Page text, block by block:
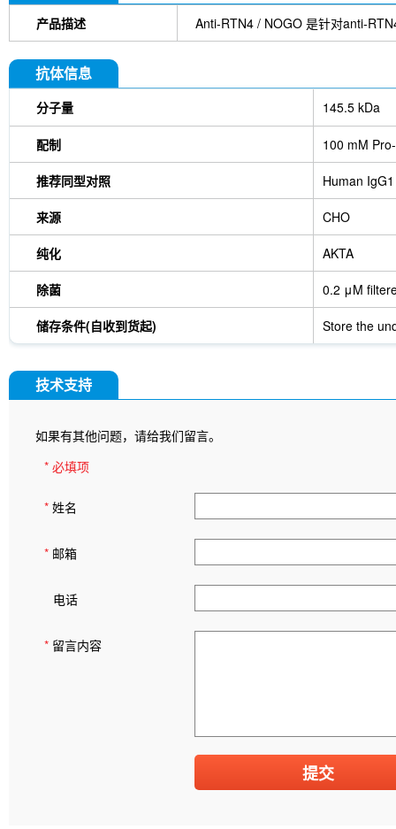
产品描述 Anti-RTN4 / NOGO 是针对anti-
抗体信息
分子量 145.5 kDa
配制 100 mM
推荐同型对照 Human IgG1
来源 CHO
纯化 AKTA
除菌 0.2 μM
储存条件(自收到货起) Store the
技术支持
如果有其他问题，请给我们留言。
* 必填项
* 姓名
* 邮箱
电话
* 留言内容